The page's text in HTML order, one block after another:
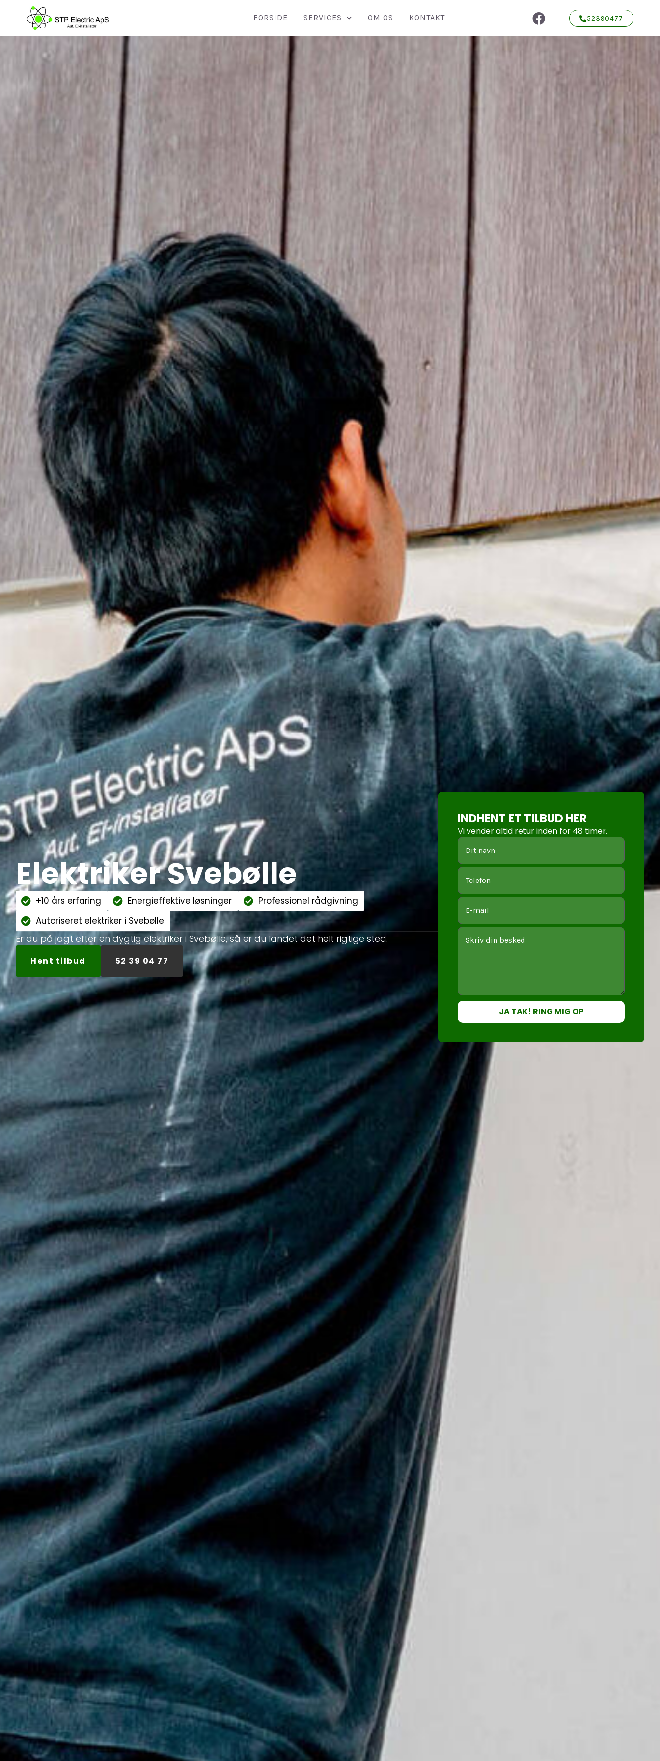
FORSIDE SERVICES OM OS KONTAKT 52390477
Elektriker Svebølle
+10 års erfaring Energieffektive løsninger
Professionel rådgivning
Autoriseret elektriker i Svebølle
Er du på jagt efter en dygtig elektriker i Svebølle, så er du landet det helt rigtige sted.
Hent tilbud 52 39 04 77
INDHENT ET TILBUD HER
Vi vender altid retur inden for 48 timer.